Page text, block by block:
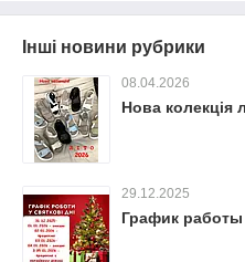
Інші новини рубрики
08.04.2026
Нова колекція
29.12.2025
График работы